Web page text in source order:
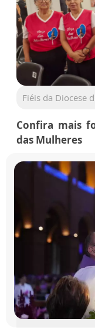
Fiéis da Diocese
Confira mais
das Mulheres